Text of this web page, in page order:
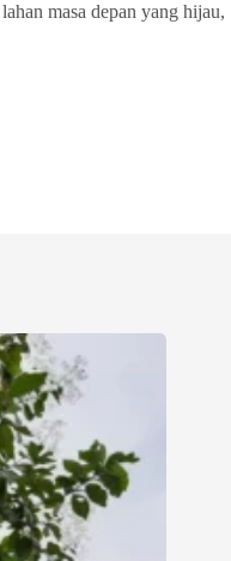
masa depan yang hijau,